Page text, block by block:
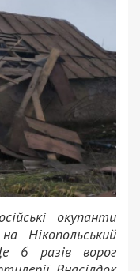
окупанти
Нікопольський
6 разів ворог